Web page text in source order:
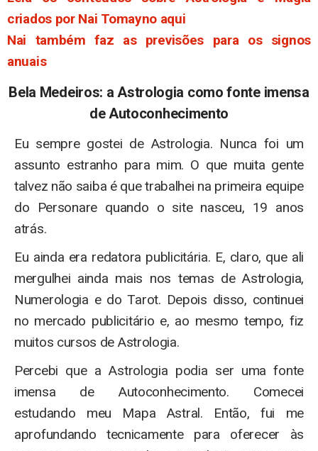
criados por Nai Tomayno aqui
Nai também faz as previsões para os signos
anuais
Bela Medeiros: a Astrologia como fonte imensa
de Autoconhecimento
Eu sempre gostei de Astrologia. Nunca foi um
assunto estranho para mim. O que muita gente
talvez não saiba é que trabalhei na primeira equipe
do Personare quando o site nasceu, 19 anos
atrás.
Eu ainda era redatora publicitária. E, claro, que ali
mergulhei ainda mais nos temas de Astrologia,
Numerologia e do Tarot. Depois disso, continuei
no mercado publicitário e, ao mesmo tempo, fiz
muitos cursos de Astrologia.
Percebi que a Astrologia podia ser uma fonte
imensa de Autoconhecimento. Comecei
estudando meu Mapa Astral. Então, fui me
aprofundando tecnicamente para oferecer às